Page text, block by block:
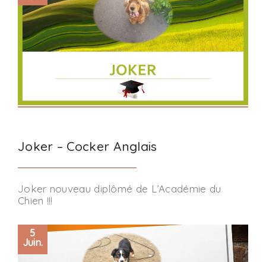
Joker – Cocker Anglais
Joker nouveau diplômé de L’Académie du
Chien !!!
5
Juin.